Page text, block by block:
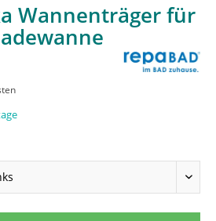
Wannenträger für